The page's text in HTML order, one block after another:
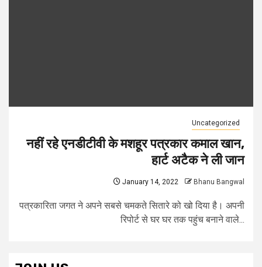
Uncategorized
नहीं रहे एनडीटीवी के मशहूर पत्रकार कमाल खान,
हार्ट अटैक ने ली जान
January 14, 2022 Bhanu Bangwal
पत्रकारिता जगत ने अपने सबसे चमकते सितारे को खो दिया है। अपनी
रिपोर्ट से घर घर तक पहुंच बनाने वाले...